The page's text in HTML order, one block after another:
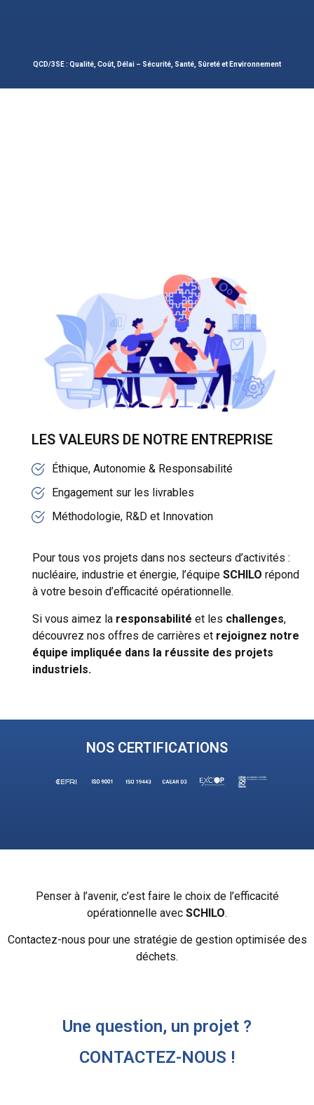
QCD/3SE : Qualité, Coût, Délai – Sécurité, Santé, Sûreté et Environnement
LES VALEURS DE NOTRE ENTREPRISE
Éthique, Autonomie & Responsabilité
Engagement sur les livrables
Méthodologie, R&D et Innovation
Pour tous vos projets dans nos secteurs d’activités :
nucléaire, industrie et énergie, l’équipe SCHILO répond
à votre besoin d’efficacité opérationnelle.
Si vous aimez la responsabilité et les challenges,
découvrez nos offres de carrières et rejoignez notre
équipe impliquée dans la réussite des projets
industriels.
NOS CERTIFICATIONS
Penser à l’avenir, c’est faire le choix de l’efficacité
opérationnelle avec SCHILO.
Contactez-nous pour une stratégie de gestion optimisée des
déchets.
Une question, un projet ?
CONTACTEZ-NOUS !